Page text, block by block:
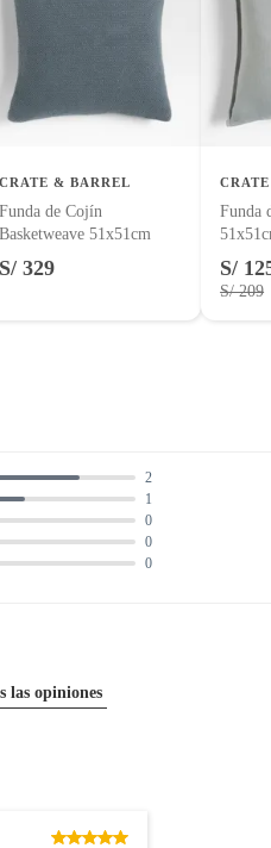
para bebés.
CRATE & BARREL
Funda de Cojín
Basketweave 51x51cm
S/ 329
Funda
S/
S/ 209
0
0
0
1
2
las opiniones